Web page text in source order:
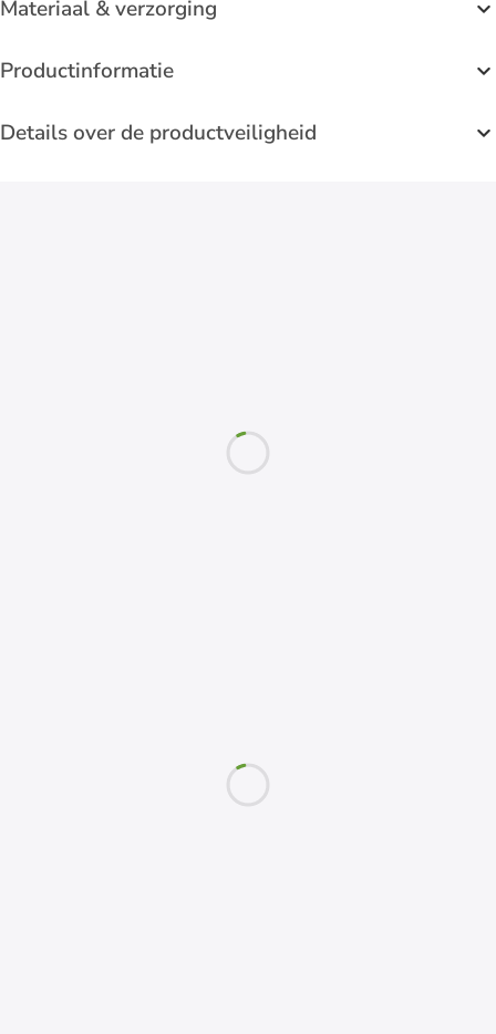
Materiaal & verzorging
Productinformatie
Details over de productveiligheid